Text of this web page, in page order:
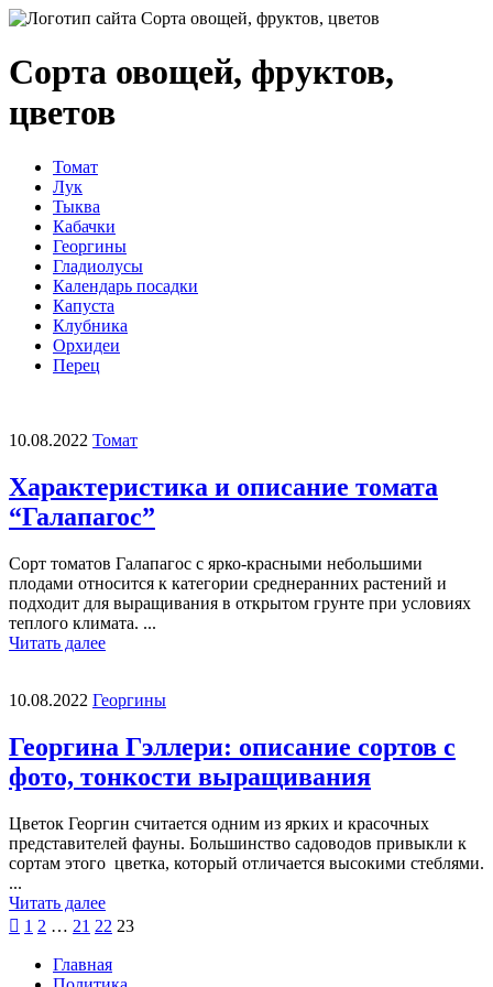
Сорта овощей, фруктов,
цветов
Томат
Лук
Тыква
Кабачки
Георгины
Гладиолусы
Календарь посадки
Капуста
Клубника
Орхидеи
Перец
10.08.2022 Томат
Характеристика и описание томата
“Галапагос”
Сорт томатов Галапагос с ярко-красными небольшими
плодами относится к категории среднеранних растений и
подходит для выращивания в открытом грунте при условиях
теплого климата. ...
Читать далее
10.08.2022 Георгины
Георгина Гэллери: описание сортов с
фото, тонкости выращивания
Цветок Георгин считается одним из ярких и красочных
представителей фауны. Большинство садоводов привыкли к
сортам этого цветка, который отличается высокими стеблями.
...
Читать далее
Пагинация
записей
 1 2 … 21 22 23
Главная